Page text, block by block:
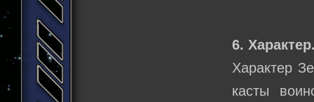
6.
Характер
касты